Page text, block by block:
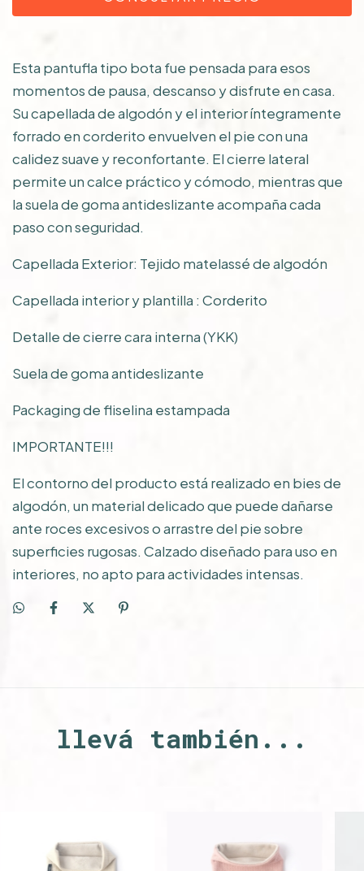
Esta pantufla tipo bota fue pensada para esos
momentos de pausa, descanso y disfrute en casa.
Su capellada de algodón y el interior íntegramente
forrado en corderito envuelven el pie con una
calidez suave y reconfortante. El cierre lateral
permite un calce práctico y cómodo, mientras que
la suela de goma antideslizante acompaña cada
paso con seguridad.
Capellada Exterior: Tejido matelassé de algodón
Capellada interior y plantilla : Corderito
Detalle de cierre cara interna (YKK)
Suela de goma antideslizante
Packaging de fliselina estampada
IMPORTANTE!!!
El contorno del producto está realizado en bies de
algodón, un material delicado que puede dañarse
ante roces excesivos o arrastre del pie sobre
superficies rugosas. Calzado diseñado para uso en
interiores, no apto para actividades intensas.
llevá también...